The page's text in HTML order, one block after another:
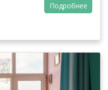
Подробнее